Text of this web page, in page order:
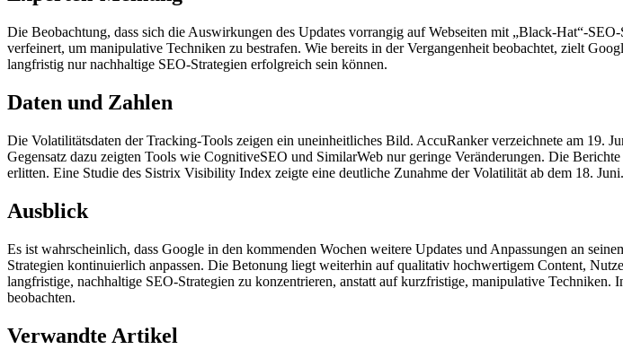
Die Beobachtung, dass sich die Auswirkungen des Updates vorrangig auf Webseiten mit „Black-Hat“-
verfeinert, um manipulative Techniken zu bestrafen. Wie bereits in der Vergangenheit beobachtet, zielt
langfristig nur nachhaltige SEO-Strategien erfolgreich sein können.
Daten und Zahlen
Die Volatilitätsdaten der Tracking-Tools zeigen ein uneinheitliches Bild. AccuRanker verzeichnete am 19.
Gegensatz dazu zeigten Tools wie CognitiveSEO und SimilarWeb nur geringe Veränderungen. Die
erlitten. Eine Studie des Sistrix Visibility Index zeigte eine deutliche Zunahme der Volatilität ab dem 18. Juni.
Ausblick
Es ist wahrscheinlich, dass Google in den kommenden Wochen weitere Updates und Anpassungen an
Strategien kontinuierlich anpassen. Die Betonung liegt weiterhin auf qualitativ hochwertigem Content,
langfristige, nachhaltige SEO-Strategien zu konzentrieren, anstatt auf kurzfristige, manipulative Techniken.
beobachten.
Verwandte Artikel